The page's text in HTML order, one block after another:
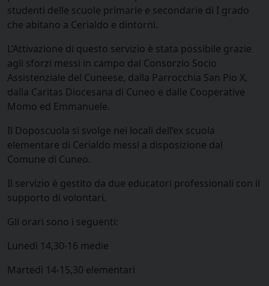
studenti delle scuole primarie e secondarie di I grado
che abitano a Cerialdo e dintorni.
L’Attivazione di questo servizio è stata possibile grazie
agli sforzi messi in campo dal Consorzio Socio
Assistenziale del Cuneese, dalla Parrocchia San Pio X,
dalla Caritas Diocesana di Cuneo e dalle Cooperative
Momo ed Emmanuele.
Il Doposcuola si svolge nei locali dell’ex scuola
elementare di Cerialdo messi a disposizione dal
Comune di Cuneo.
Il servizio è gestito da due educatori professionali con il
supporto di volontari.
Gli orari sono i seguenti:
Lunedì 14,30-16 medie
Martedì 14-15,30 elementari